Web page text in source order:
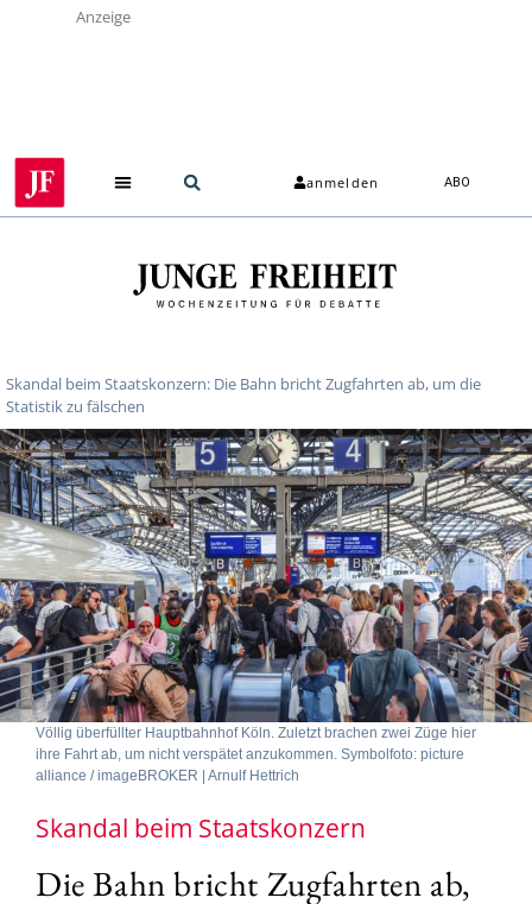
Anzeige
anmelden ABO
Skandal beim Staatskonzern: Die Bahn bricht Zugfahrten ab, um die
Statistik zu fälschen
Völlig überfüllter Hauptbahnhof Köln. Zuletzt brachen zwei Züge hier
ihre Fahrt ab, um nicht verspätet anzukommen. Symbolfoto: picture
alliance / imageBROKER | Arnulf Hettrich
Skandal beim Staatskonzern
Die Bahn bricht Zugfahrten ab,